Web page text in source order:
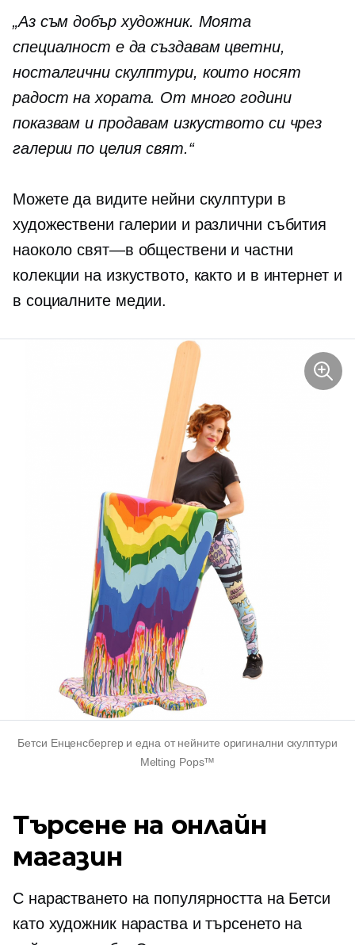
„Аз съм добър художник. Моята
специалност е да създавам цветни,
носталгични скулптури, които носят
радост на хората. От много години
показвам и продавам изкуството си чрез
галерии по целия свят.“
Можете да видите нейни скулптури в
художествени галерии и различни събития
наоколосвят—в обществени и частни
колекции на изкуството, както и в интернет и
в социалните медии.
Бетси Енценсбергер и една от нейните оригинални скулптури
Melting Pops™
Търсене на онлайн
магазин
С нарастването на популярността на Бетси
като художник нараства и търсенето на